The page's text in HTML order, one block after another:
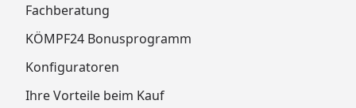
Fachberatung
KÖMPF24 Bonusprogramm
Konfiguratoren
Ihre Vorteile beim Kauf